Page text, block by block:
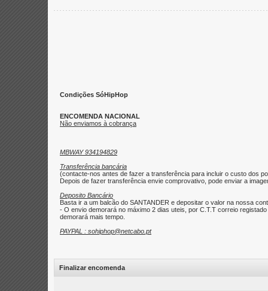
Condições SóHipHop
ENCOMENDA NACIONAL
Não enviamos à cobrança
MBWAY 934194829
Transferência bancária
(contacte-nos antes de fazer a transferência para incluir o custo dos
Depois de fazer transferência envie comprovativo, pode enviar a
Deposito Bancário
Basta ir a um balcão do SANTANDER e depositar o valor na nossa
- O envio demorará no máximo 2 dias uteis, por C.T.T correio
demorará mais tempo.
PAYPAL : sohiphop@netcabo.pt
Finalizar encomenda